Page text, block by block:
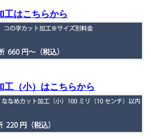
はこちらから
（小）はこちらから